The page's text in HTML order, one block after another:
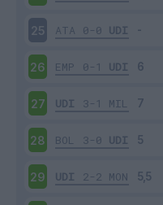
25 ATA 0-0 UDI
26 EMP 0-1 UDI
27 UDI 3-1 MIL
28 BOL 3-0 UDI
29 UDI 2-2 MON